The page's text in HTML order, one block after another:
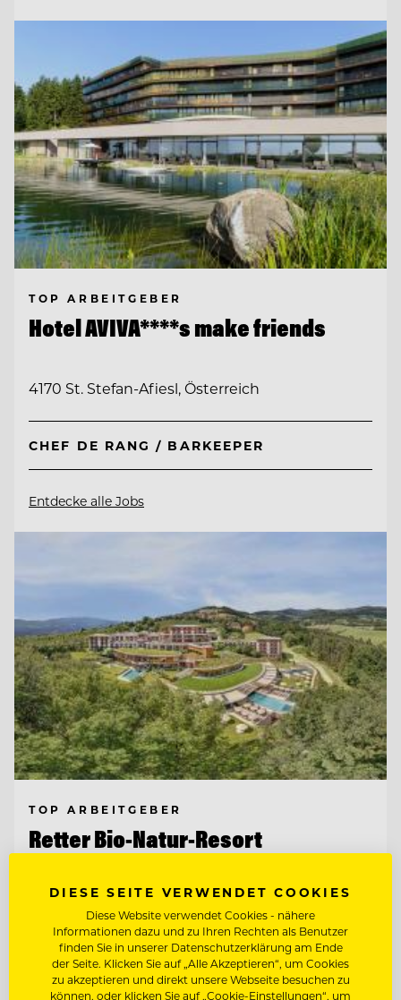
TOP ARBEITGEBER
Hotel AVIVA****s make friends
4170 St. Stefan-Afiesl, Österreich
CHEF DE RANG / BARKEEPER
Entdecke alle Jobs
TOP ARBEITGEBER
Retter Bio-Natur-Resort
8225 Pöllauberg, Österreich
ETAGENFACHKRAFT (M/W/D)
DIESE SEITE VERWENDET COOKIES
Diese Website verwendet Cookies - nähere
Informationen dazu und zu Ihren Rechten als Benutzer
finden Sie in unserer Datenschutzerklärung am Ende
der Seite. Klicken Sie auf „Alle Akzeptieren“, um Cookies
zu akzeptieren und direkt unsere Webseite besuchen zu
können, oder klicken Sie auf „Cookie-Einstellungen“, um